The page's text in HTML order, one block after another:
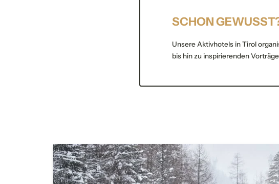
*Pflichtfelder
SCHON
Unsere Aktivhotels in Tirol
bis hin zu inspirierenden